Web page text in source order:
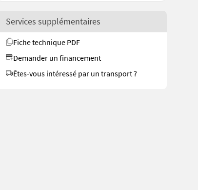
Services supplémentaires
Fiche technique PDF
Demander un financement
Êtes-vous intéressé par un transport ?